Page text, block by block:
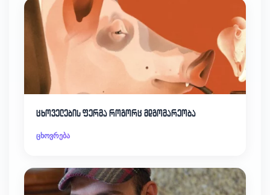
ცხოველების ფერმა როგორც მდგომარეობა
ცხოვრება